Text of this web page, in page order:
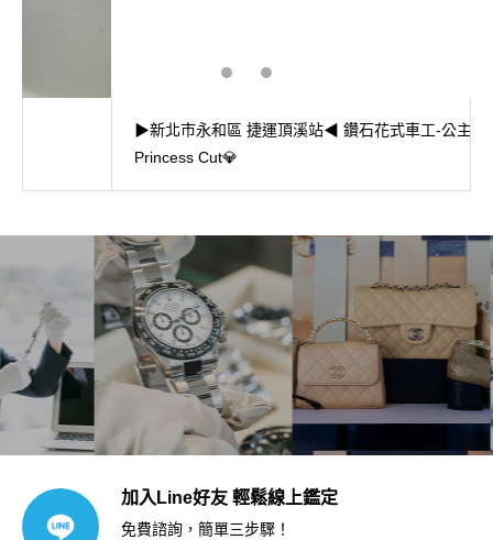
▶新北市永和區 捷運頂溪站◀ 鑽石花式車工-公主方形
Princess Cut💎
加入Line好友 輕鬆線上鑑定
免費諮詢，簡單三步驟！